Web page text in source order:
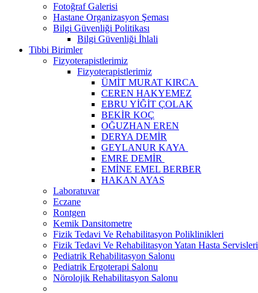
Fotoğraf Galerisi
Hastane Organizasyon Şeması
Bilgi Güvenliği Politikası
Bilgi Güvenliği İhlali
Tibbi Birimler
Fizyoterapistlerimiz
Fizyoterapistlerimiz
ÜMİT MURAT KIRCA
CEREN HAKYEMEZ
EBRU YİĞİT ÇOLAK
BEKİR KOÇ
OĞUZHAN EREN
DERYA DEMİR
GEYLANUR KAYA
EMRE DEMİR
EMİNE EMEL BERBER
HAKAN AYAS
Laboratuvar
Eczane
Rontgen
Kemik Dansitometre
Fizik Tedavi Ve Rehabilitasyon Poliklinikleri
Fizik Tedavi Ve Rehabilitasyon Yatan Hasta Servisleri
Pediatrik Rehabilitasyon Salonu
Pediatrik Ergoterapi Salonu
Nörolojik Rehabilitasyon Salonu